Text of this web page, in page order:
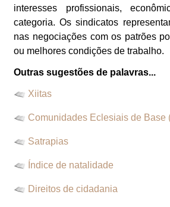
interesses profissionais,
categoria. Os sindicatos
nas negociações com os patrões
ou melhores condições de trabalho.
Outras sugestões de palavras...
Xiitas
Comunidades Eclesiais de Base
Satrapias
Índice de natalidade
Direitos de cidadania